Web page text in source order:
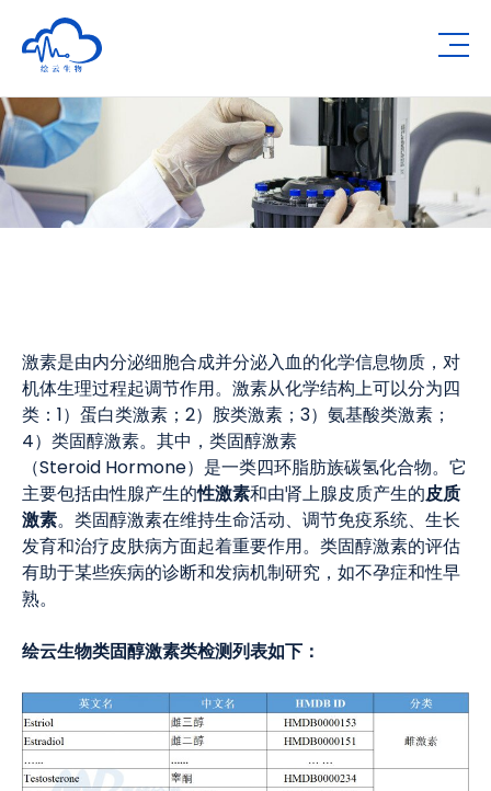
Human Metabolomics Institute
激素是由内分泌细胞合成并分泌入血的化学信息物质，对
机体生理过程起调节作用。激素从化学结构上可以分为四
类：1）蛋白类激素；2）胺类激素；3）氨基酸类激素；
4）类固醇激素。其中，类固醇激素
（Steroid Hormone）是一类四环脂肪族碳氢化合物。它
主要包括由性腺产生的性激素和由肾上腺皮质产生的皮质
激素。类固醇激素在维持生命活动、调节免疫系统、生长
发育和治疗皮肤病方面起着重要作用。类固醇激素的评估
有助于某些疾病的诊断和发病机制研究，如不孕症和性早
熟。
绘云生物类固醇激素类检测列表如下：